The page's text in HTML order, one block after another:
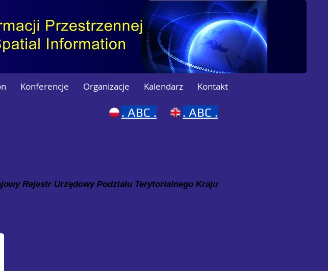
Konferencje Organizacje Kalendarz Kontakt
. ABC . . ABC .
Rejestr Urzędowy Podziału Terytorialnego Kraju